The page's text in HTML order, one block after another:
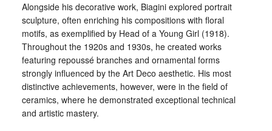
Alongside his decorative work, Biagini explored portrait
sculpture, often enriching his compositions with floral
motifs, as exemplified by Head of a Young Girl (1918).
Throughout the 1920s and 1930s, he created works
featuring repoussé branches and ornamental forms
strongly influenced by the Art Deco aesthetic. His most
distinctive achievements, however, were in the field of
ceramics, where he demonstrated exceptional technical
and artistic mastery.